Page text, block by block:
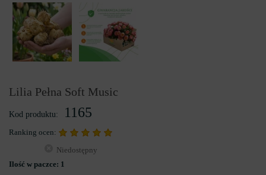
Lilia Pełna Soft Music
Kod produktu: 1165
Ranking ocen:
Niedostępny
Ilość w paczce: 1